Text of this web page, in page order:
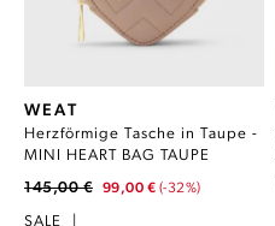
WEAT
Herzförmige Tasche in Taupe -
MINI HEART BAG TAUPE
145,00 € 99,00 € (-32%)
SALE